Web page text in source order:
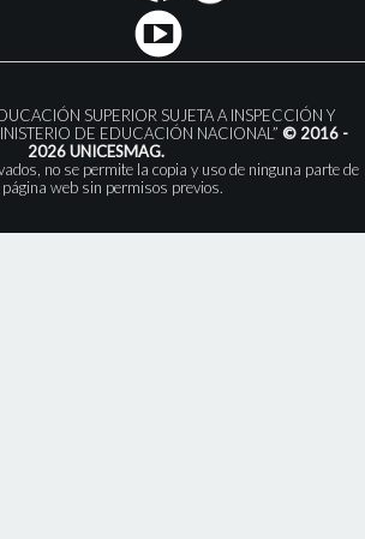
SUPERIOR SUJETA A INSPECCIÓN Y
DE EDUCACIÓN NACIONAL” © 2016 -
2026 UNICESMAG.
no se permite la copia y uso de ninguna parte de
web sin permisos previos.